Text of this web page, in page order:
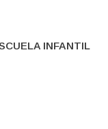
INFANTIL